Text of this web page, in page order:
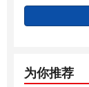
为你推荐